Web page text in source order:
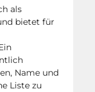
als
bietet für
Name und
Liste zu